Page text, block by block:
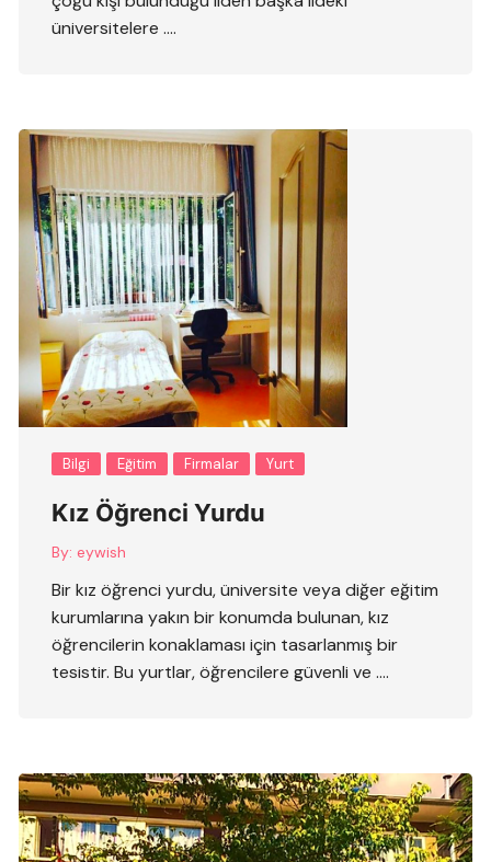
üniversitelere ….
Bilgi Eğitim Firmalar Yurt
Kız Öğrenci Yurdu
By: eywish
Bir kız öğrenci yurdu, üniversite veya diğer eğitim
kurumlarına yakın bir konumda bulunan, kız
öğrencilerin konaklaması için tasarlanmış bir
tesistir. Bu yurtlar, öğrencilere güvenli ve ….